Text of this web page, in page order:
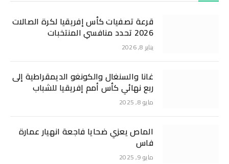
قرعة تصفيات كأس إفريقيا لكرة الصالات
2026 تحدد منافسي المنتخبات
يناير 8, 2026
غانا والسنغال والكونغو الديمقراطية إلى
ربع نهائي كأس أمم إفريقيا للشباب
مايو 8, 2025
الماص يعزي ضحايا فاجعة انهيار عمارة
فاس
مايو 9, 2025